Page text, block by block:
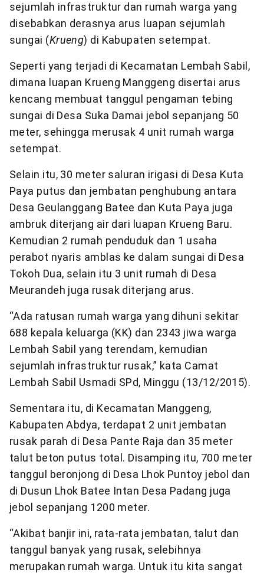
sejumlah infrastruktur dan rumah warga yang
disebabkan derasnya arus luapan sejumlah
sungai (Krueng) di Kabupaten setempat.
Seperti yang terjadi di Kecamatan Lembah Sabil,
dimana luapan Krueng Manggeng disertai arus
kencang membuat tanggul pengaman tebing
sungai di Desa Suka Damai jebol sepanjang 50
meter, sehingga merusak 4 unit rumah warga
setempat.
Selain itu, 30 meter saluran irigasi di Desa Kuta
Paya putus dan jembatan penghubung antara
Desa Geulanggang Batee dan Kuta Paya juga
ambruk diterjang air dari luapan Krueng Baru.
Kemudian 2 rumah penduduk dan 1 usaha
perabot nyaris amblas ke dalam sungai di Desa
Tokoh Dua, selain itu 3 unit rumah di Desa
Meurandeh juga rusak diterjang arus.
“Ada ratusan rumah warga yang dihuni sekitar
688 kepala keluarga (KK) dan 2343 jiwa warga
Lembah Sabil yang terendam, kemudian
sejumlah infrastruktur rusak,” kata Camat
Lembah Sabil Usmadi SPd, Minggu (13/12/2015).
Sementara itu, di Kecamatan Manggeng,
Kabupaten Abdya, terdapat 2 unit jembatan
rusak parah di Desa Pante Raja dan 35 meter
talut beton putus total. Disamping itu, 700 meter
tanggul beronjong di Desa Lhok Puntoy jebol dan
di Dusun Lhok Batee Intan Desa Padang juga
jebol sepanjang 1200 meter.
“Akibat banjir ini, rata-rata jembatan, talut dan
tanggul banyak yang rusak, selebihnya
merupakan rumah warga. Untuk itu kita sangat